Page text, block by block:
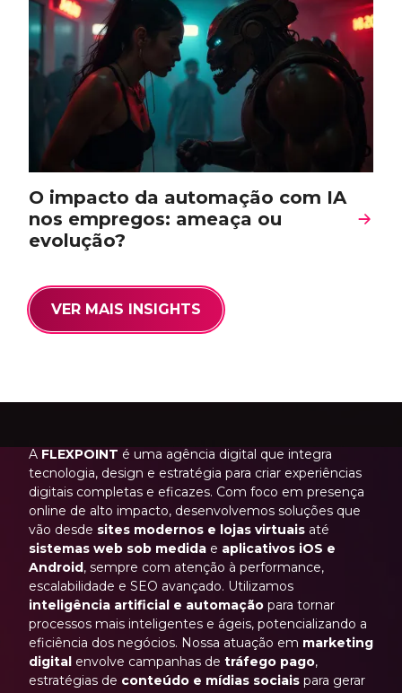
O impacto da automação com IA
nos empregos: ameaça ou
evolução?
VER MAIS INSIGHTS
A FLEXPOINT é uma agência digital que integra
tecnologia, design e estratégia para criar experiências
digitais completas e eficazes. Com foco em presença
online de alto impacto, desenvolvemos soluções que
vão desde sites modernos e lojas virtuais até
sistemas web sob medida e aplicativos iOS e
Android, sempre com atenção à performance,
escalabilidade e SEO avançado. Utilizamos
inteligência artificial e automação para tornar
processos mais inteligentes e ágeis, potencializando a
eficiência dos negócios. Nossa atuação em marketing
digital envolve campanhas de tráfego pago,
estratégias de conteúdo e mídias sociais para gerar